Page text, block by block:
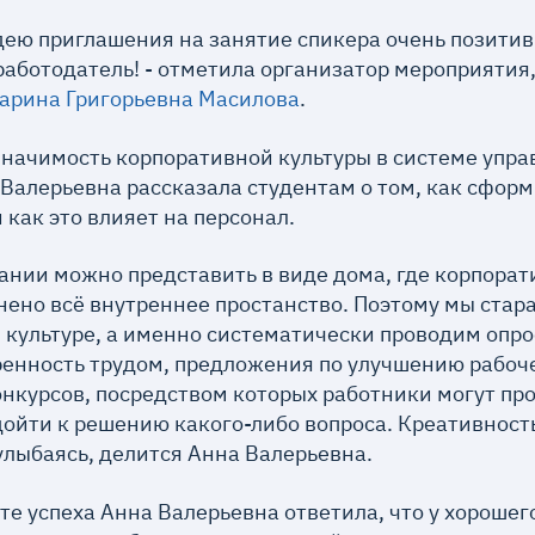
приглашения на занятие спикера очень
- отметила организатор
Григорьевна Масилова.
корпоративной культуры в системе
рассказала студентам о том, как
это влияет на персонал.
можно представить в виде дома, где
всё внутреннее простанство. Поэтому мы
а именно систематически проводим
трудом, предложения по улучшению
посредством которых работники могут
к решению какого-либо вопроса.
делится Анна Валерьевна.
успеха Анна Валерьевна ответила, что у